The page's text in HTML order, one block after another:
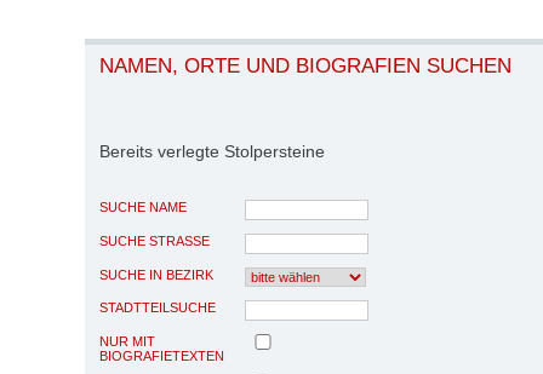
NAMEN, ORTE UND BIOGRAFIEN SUCHEN
Bereits verlegte Stolpersteine
SUCHE NAME
SUCHE STRASSE
SUCHE IN BEZIRK
STADTTEILSUCHE
NUR MIT
BIOGRAFIETEXTEN